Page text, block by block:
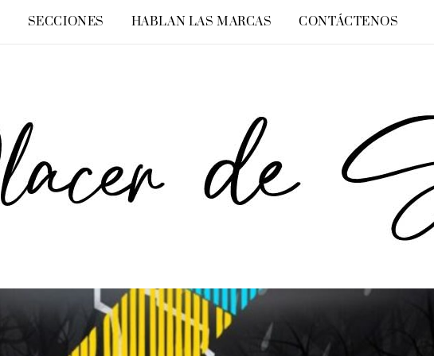
SECCIONES HABLAN LAS MARCAS CONTÁCTENOS